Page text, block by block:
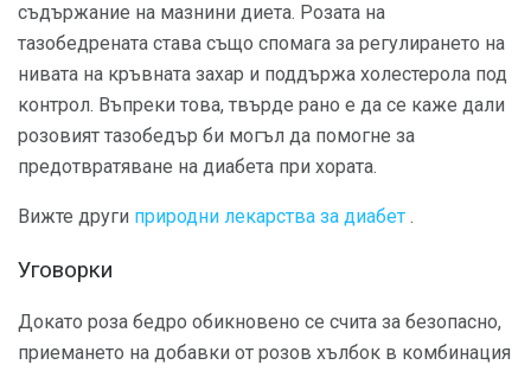
съдържание на мазнини диета. Розата на
тазобедрената става също спомага за регулирането на
нивата на кръвната захар и поддържа холестерола под
контрол. Въпреки това, твърде рано е да се каже дали
розовият тазобедър би могъл да помогне за
предотвратяване на диабета при хората.
Вижте други природни лекарства за диабет .
Уговорки
Докато роза бедро обикновено се счита за безопасно,
приемането на добавки от розов хълбок в комбинация